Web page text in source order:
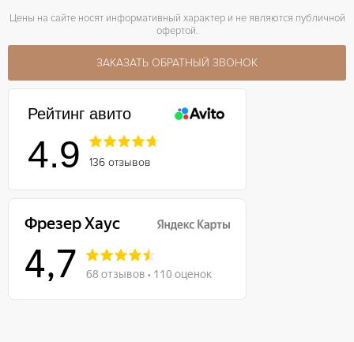
Цены на сайте носят информативный характер и не являются публичной
офертой.
ЗАКАЗАТЬ ОБРАТНЫЙ ЗВОНОК
Рейтинг авито
4.9 136 отзывов